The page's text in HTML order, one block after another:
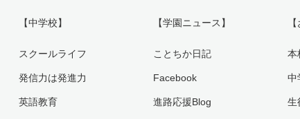
【中学校】
スクールライフ
発信力は発進力
英語教育
【学園ニュース】
ことちか日記
Facebook
進路応援Blog
本
中
生